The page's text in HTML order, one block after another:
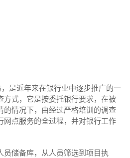
是近年来在银行业中逐步推广的一
方式，它是按委托银行要求，在被
的情况下，由经过严格培训的调查
网点服务的全过程，并对银行工作
员储备库，从人员筛选到项目执